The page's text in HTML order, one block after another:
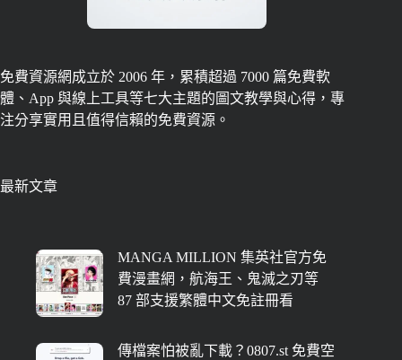
免費資源網成立於 2006 年，累積超過 7000 篇免費軟
體、App 與線上工具等七大主題的圖文教學與心得，專
注分享實用且值得信賴的免費資源。
最新文章
MANGA MILLION 集英社官方免
費漫畫網，航海王、鬼滅之刃等
87 部支援繁體中文免註冊看
傳檔案怕被亂下載？0807.st 免費空